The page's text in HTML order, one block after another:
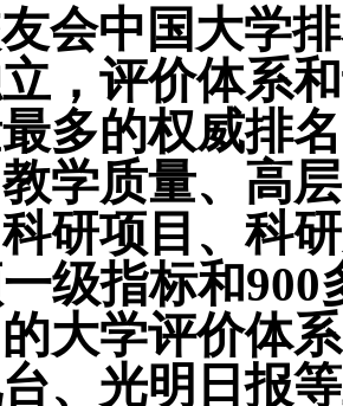
会中国大学
，评价体系
多的权威排
学质量、高
研项目、科
级指标和
大学评价体
、光明日报